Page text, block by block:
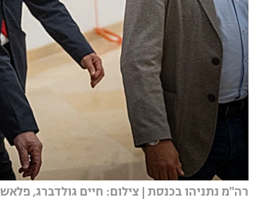
רה"מ נתניהו בכנסת | צילום: חיים גולדברג, פלאש 90